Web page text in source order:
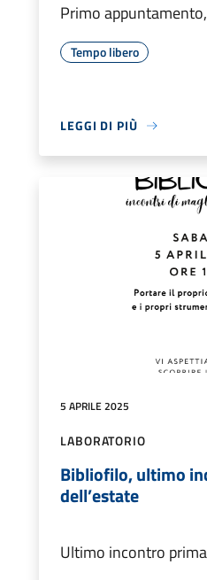
Primo
Tempo libero
LEGGI DI PIÙ
5 APRILE 2025
LABORATORIO
Bibliofilo, ultimo
dell’estate
Ultimo incontro